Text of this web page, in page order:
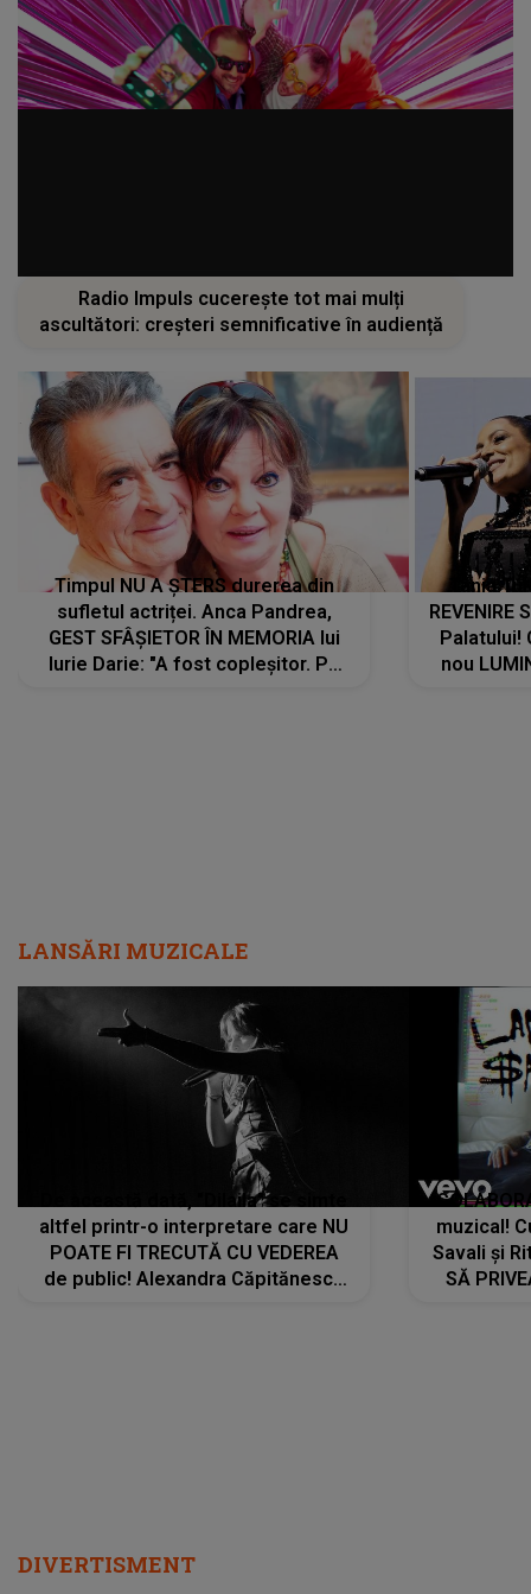
Radio Impuls cucerește tot mai mulți
ascultători: creșteri semnificative în audiență
Timpul NU A ȘTERS durerea din
sufletul actriței. Anca Pandrea,
GEST SFÂȘIETOR ÎN MEMORIA lui
Iurie Darie: "A fost copleșitor. Pe
Tania
REVENIRE
Palatului!
nou
LANSĂRI MUZICALE
De această dată, "Dilaila" se simte
altfel printr-o interpretare care NU
POATE FI TRECUTĂ CU VEDEREA
de public! Alexandra Căpitănescu
muzical!
Savali și
SĂ
DIVERTISMENT